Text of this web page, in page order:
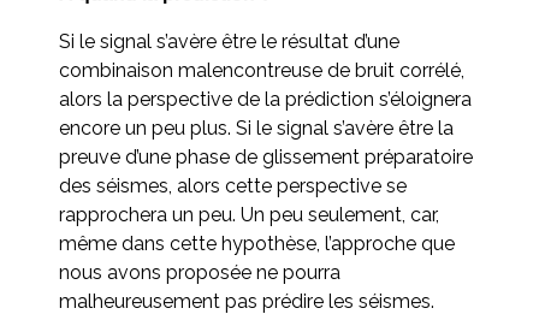
Si le signal s’avère être le résultat d’une
combinaison malencontreuse de bruit corrélé,
alors la perspective de la prédiction s’éloignera
encore un peu plus. Si le signal s’avère être la
preuve d’une phase de glissement préparatoire
des séismes, alors cette perspective se
rapprochera un peu. Un peu seulement, car,
même dans cette hypothèse, l’approche que
nous avons proposée ne pourra
malheureusement pas prédire les séismes.